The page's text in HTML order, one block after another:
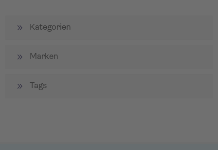
Kategorien
Marken
Tags